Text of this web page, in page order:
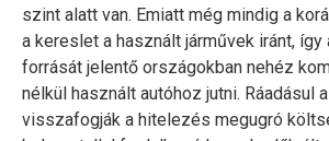
szint alatt van. Emiatt még mindig a
a kereslet a használt járművek iránt,
forrását jelentő országokban nehéz
nélkül használt autóhoz jutni. Ráadásul
visszafogják a hitelezés megugró